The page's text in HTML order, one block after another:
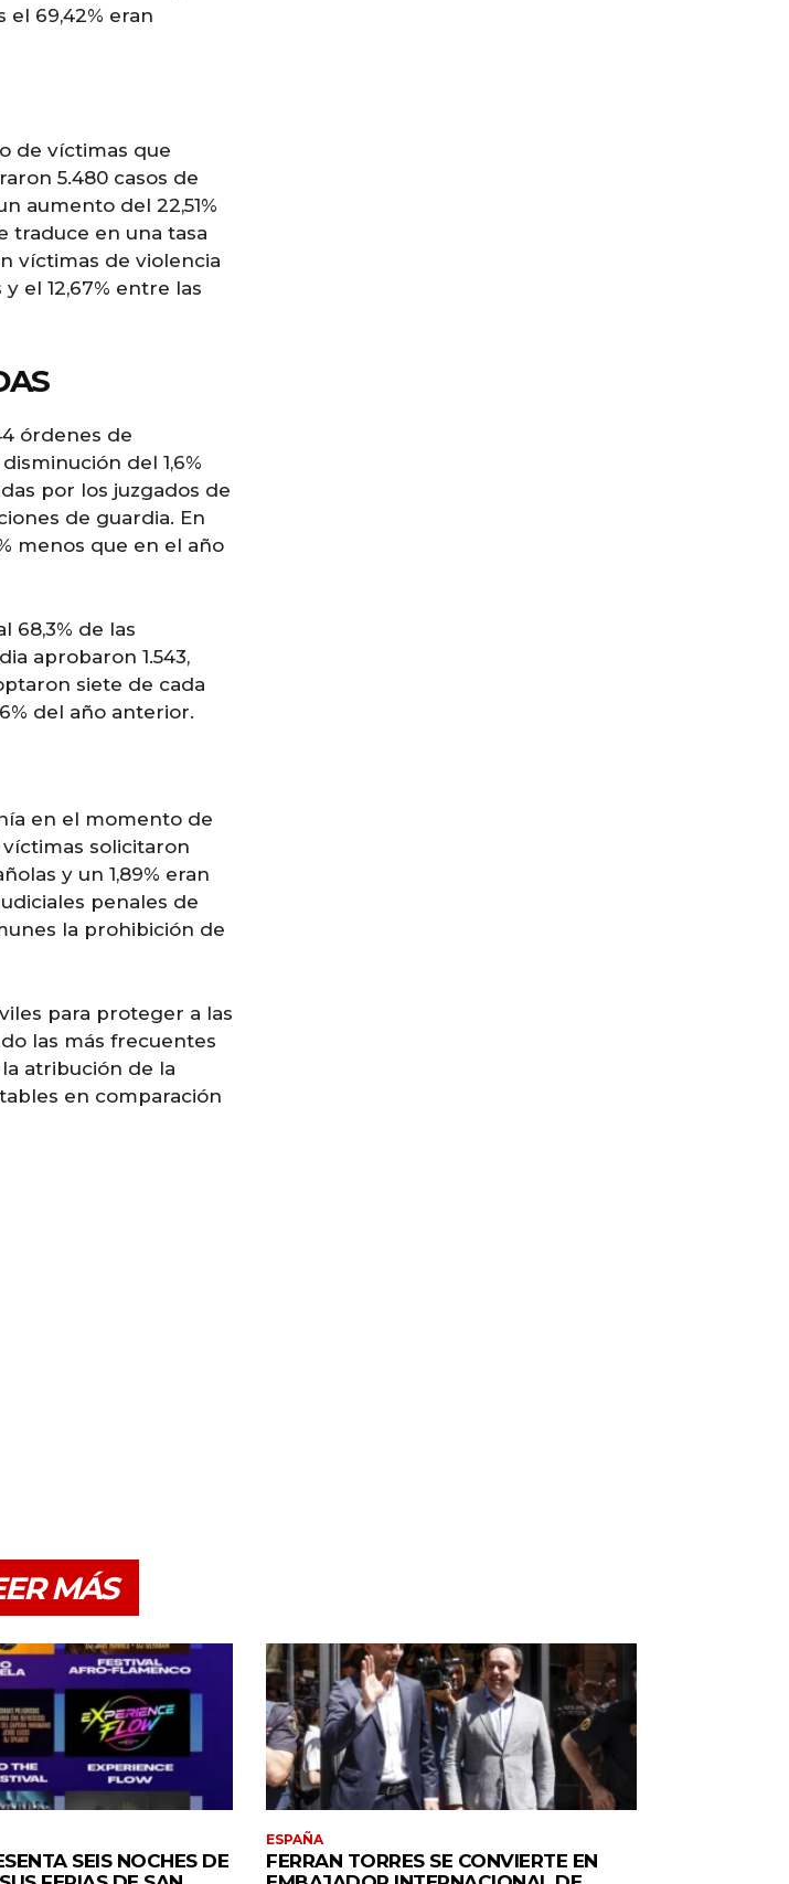
el 69,42% eran
de víctimas que
5.480 casos de
aumento del 22,51%
traduce en una tasa
víctimas de violencia
el 12,67% entre las
órdenes de
del 1,6%
por los juzgados de
de guardia. En
menos que en el año
68,3% de las
aprobaron 1.543,
siete de cada
del año anterior.
en el momento de
solicitaron
y un 1,89% eran
penales de
la prohibición de
para proteger a las
las más frecuentes
atribución de la
en comparación
MÁS
SEIS NOCHES DE
ESPAÑA
FERRAN TORRES SE CONVIERTE EN